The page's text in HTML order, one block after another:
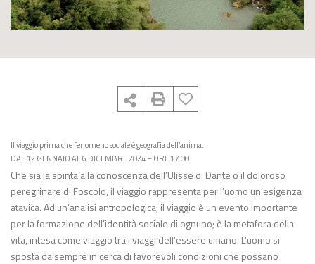
Il viaggio prima che fenomeno sociale è geografia dell’anima.
DAL 12 GENNAIO AL 6 DICEMBRE 2024 – ORE 17:00
Che sia la spinta alla conoscenza dell’Ulisse di Dante o il doloroso
peregrinare di Foscolo, il viaggio rappresenta per l’uomo un’esigenza
atavica. Ad un’analisi antropologica, il viaggio è un evento importante
per la formazione dell’identità sociale di ognuno; è la metafora della
vita, intesa come viaggio tra i viaggi dell’essere umano. L’uomo si
sposta da sempre in cerca di favorevoli condizioni che possano